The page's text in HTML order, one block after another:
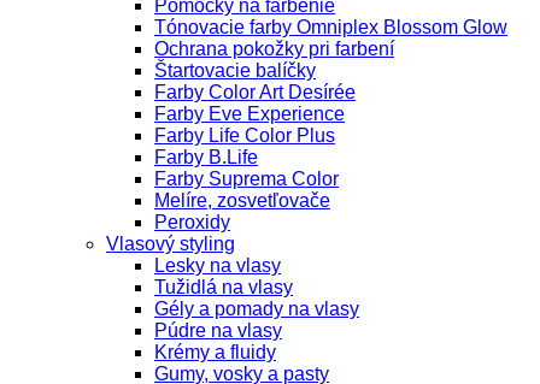
Pomôcky na farbenie
Tónovacie farby Omniplex Blossom Glow
Ochrana pokožky pri farbení
Štartovacie balíčky
Farby Color Art Desírée
Farby Eve Experience
Farby Life Color Plus
Farby B.Life
Farby Suprema Color
Melíre, zosvetľovače
Peroxidy
Vlasový styling
Lesky na vlasy
Tužidlá na vlasy
Gély a pomady na vlasy
Púdre na vlasy
Krémy a fluidy
Gumy, vosky a pasty